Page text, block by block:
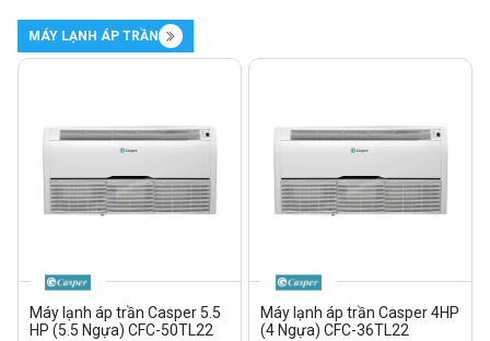
MÁY LẠNH ÁP TRẦN
Máy lạnh áp trần Casper 5.5
HP (5.5 Ngựa) CFC-50TL22
Máy lạnh áp trần Casper 4HP
(4 Ngựa) CFC-36TL22